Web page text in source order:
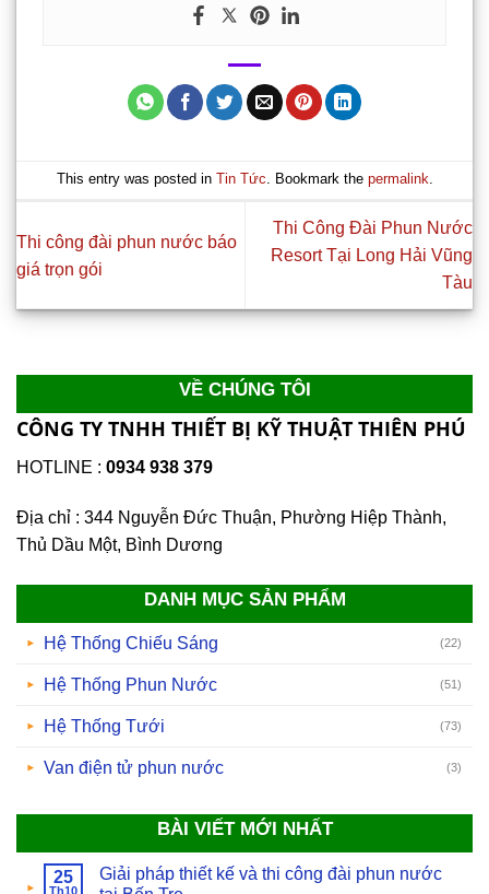
This entry was posted in Tin Tức . Bookmark the permalink
Thi công đài phun nước báo
giá trọn gói
Thi Công Đài Phun Nước
Resort Tại Long Hải Vũng
Tàu
VỀ CHÚNG TÔI
CÔNG TY TNHH THIẾT BỊ KỸ THUẬT THIÊN PHÚ
HOTLINE : 0934 938 379
Địa chỉ : 344 Nguyễn Đức Thuận, Phường Hiệp Thành,
Thủ Dầu Một, Bình Dương
DANH MỤC SẢN PHẨM
Hệ Thống Chiếu Sáng (22)
Hệ Thống Phun Nước (51)
Hệ Thống Tưới (73)
Van điện tử phun nước (3)
BÀI VIẾT MỚI NHẤT
25
Th10
Giải pháp thiết kế và thi công đài phun nước